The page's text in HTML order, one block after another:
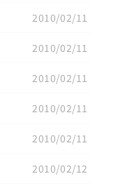
2010/02/11
2010/02/11
2010/02/11
2010/02/11
2010/02/11
2010/02/12